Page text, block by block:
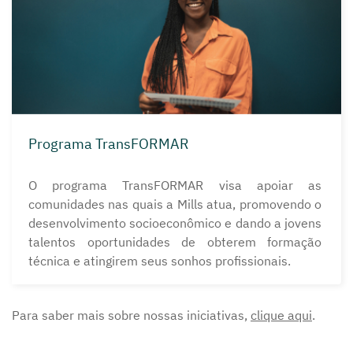
Programa TransFORMAR
O programa TransFORMAR visa apoiar as
comunidades nas quais a Mills atua, promovendo o
desenvolvimento socioeconômico e dando a jovens
talentos oportunidades de obterem formação
técnica e atingirem seus sonhos profissionais.
Para saber mais sobre nossas iniciativas, clique aqui.